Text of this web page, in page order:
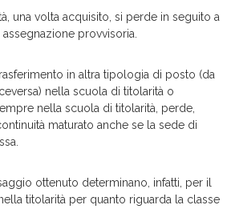
una volta acquisito, si perde in seguito a
provvisoria.
in altra tipologia di posto (da
nella scuola di titolarità o
nella scuola di titolarità, perde,
maturato anche se la sede di
ottenuto determinano, infatti, per il
titolarità per quanto riguarda la classe